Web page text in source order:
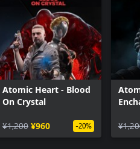
Atomic Heart - Blood
On Crystal
¥1,200 ¥960 -20%